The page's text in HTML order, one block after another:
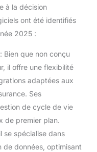
à la décision
ont été identifiés
2025 :
: Bien que non conçu
il offre une flexibilité
adaptées aux
Ses
de cycle de vie
de premier plan.
se spécialise dans
de données, optimisant